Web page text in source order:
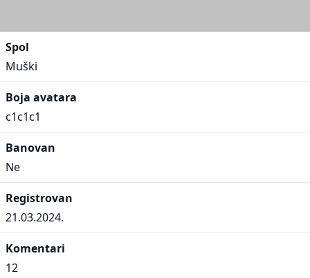
Spol
Muški
Boja avatara
c1c1c1
Banovan
Ne
Registrovan
21.03.2024.
Komentari
12